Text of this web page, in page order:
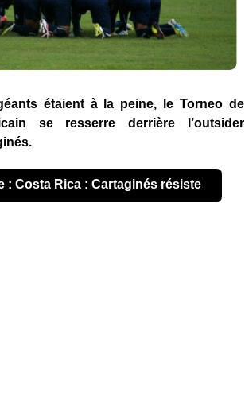
étaient à la peine, le Torneo de
se resserre derrière l’outsider
: Costa Rica : Cartaginés résiste